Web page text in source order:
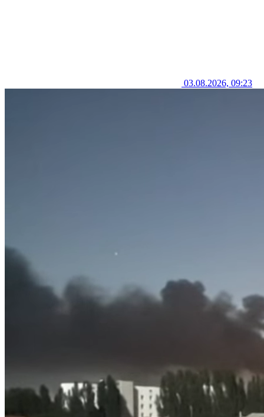
03.08.2026, 09:23